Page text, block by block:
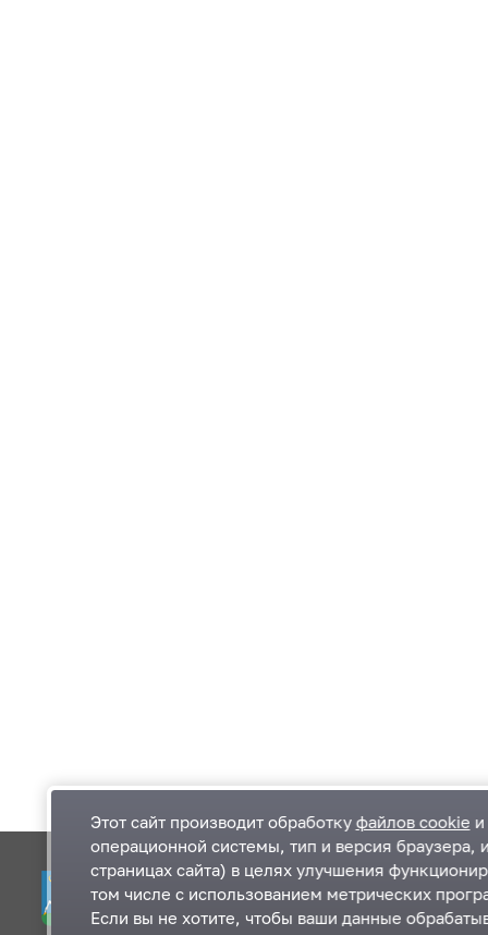
Одинцовский городской округ Московской
области
Этот сайт производит обработку файлов cookie
операционной системы, тип и версия браузера,
страницах сайта) в целях улучшения
том числе с использованием метрических
Если вы не хотите, чтобы ваши данные